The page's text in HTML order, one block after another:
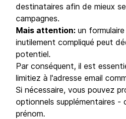
destinataires afin de mieux
campagnes.
Mais attention: un
inutilement compliqué peut
potentiel.
Par conséquent, il est
limitiez à l'adresse email
Si nécessaire, vous pouvez
optionnels supplémentaires -
prénom.